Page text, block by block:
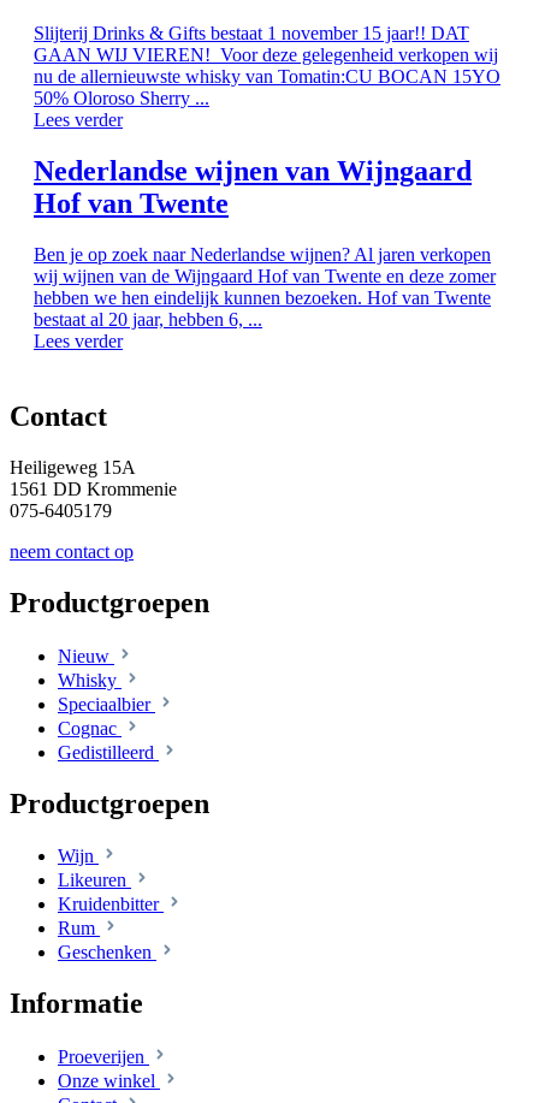
Slijterij Drinks & Gifts bestaat 1 november 15 jaar!! DAT
GAAN WIJ VIEREN! Voor deze gelegenheid verkopen wij
nu de allernieuwste whisky van Tomatin:CU BOCAN 15YO
50% Oloroso Sherry ...
Lees verder
Nederlandse wijnen van Wijngaard
Hof van Twente
Ben je op zoek naar Nederlandse wijnen? Al jaren verkopen
wij wijnen van de Wijngaard Hof van Twente en deze zomer
hebben we hen eindelijk kunnen bezoeken. Hof van Twente
bestaat al 20 jaar, hebben 6, ...
Lees verder
Contact
Heiligeweg 15A
1561 DD Krommenie
075-6405179
neem contact op
Productgroepen
Nieuw
Whisky
Speciaalbier
Cognac
Gedistilleerd
Productgroepen
Wijn
Likeuren
Kruidenbitter
Rum
Geschenken
Informatie
Proeverijen
Onze winkel